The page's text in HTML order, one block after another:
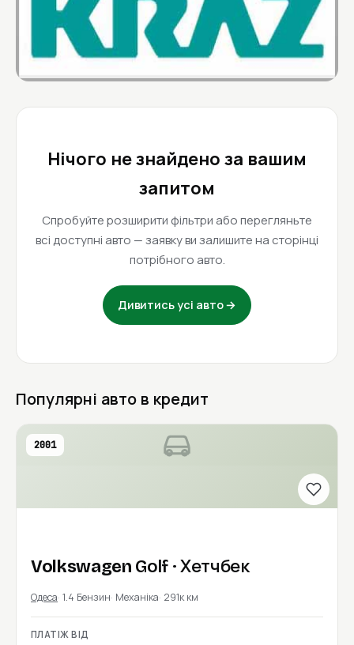
Нічого не знайдено за вашим
запитом
Спробуйте розширити фільтри або перегляньте
всі доступні авто — заявку ви залишите на сторінці
потрібного авто.
Дивитись усі авто →
Популярні авто в кредит
2001
Volkswagen Golf · Хетчбек
Одеса 1.4 Бензин Механіка 291к км
ПЛАТІЖ ВІД